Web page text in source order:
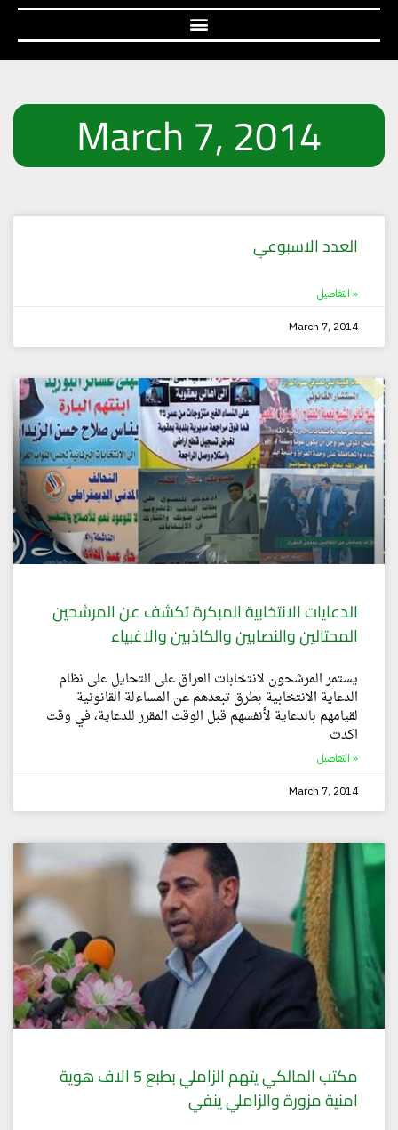
March 7, 2014
العدد الاسبوعي
التفاصيل »
March 7, 2014
الدعايات الانتخابية المبكرة تكشف عن المرشحين
المحتالين والنصابين والكاذبين والاغبياء
يستمر المرشحون لانتخابات العراق على التحايل على نظام
الدعاية الانتخابية بطرق تبعدهم عن المساءلة القانونية
لقيامهم بالدعاية لأنفسهم قبل الوقت المقرر للدعاية، في وقت
اكدت
التفاصيل »
March 7, 2014
مكتب المالكي يتهم الزاملي بطبع 5 الاف هوية
امنية مزورة والزاملي ينفي